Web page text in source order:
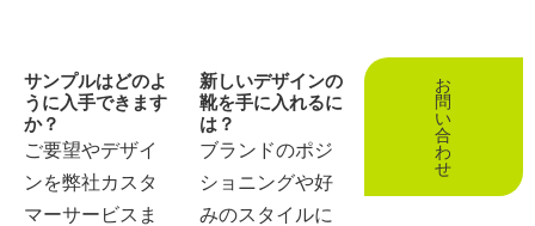
サンプルはどのよ
うに入手できます
か？
ご要望やデザイ
ンを弊社カスタ
マーサービスま
新しいデザインの
靴を手に入れるに
は？
ブランドのポジ
ショニングや好
みのスタイルに
お
問
い
合
わ
せ